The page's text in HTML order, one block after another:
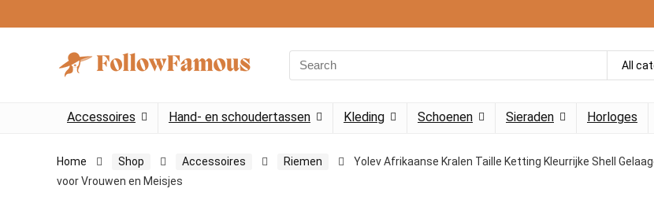
Search
for:
All
Accessoires Hand- en schoudertassen Kleding Schoenen Sieraden Horloges
Home Shop Accessoires Riemen
Yolev Afrikaanse Kralen Taille Ketting Kleurrijke Shell
voor Vrouwen en Meisjes